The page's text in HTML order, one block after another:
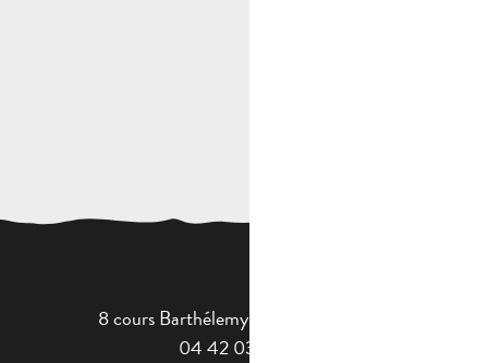
8 cours Barthélemy - 13400 Aubagne
04 42 03 49 98